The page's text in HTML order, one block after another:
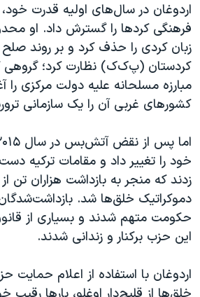
اردوغان در سال‌های اولیه قدرت
فرهنگی کردها را گسترش داد. او
زبان کردی را حذف کرد و بر روند صلح
مبارزه مسلحانه علیه دولت مرکزی را
کشورهای غربی آن را یک سازمانی
خود را تغییر داد و مقامات ترکیه
زدند که منجر به بازداشت هزاران تن
دموکراتیک خلق‌ها شد.
حکومت متهم شدند و بسیاری از
این حزب برکنار و زندانی شدند.
اردوغان با استفاده از اعلام حمایت